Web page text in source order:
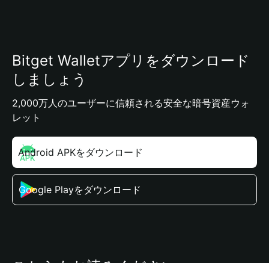
Bitget Walletアプリをダウンロード
しましょう
2,000万人のユーザーに信頼される安全な暗号資産ウォ
レット
Android APKをダウンロード
Google Playをダウンロード